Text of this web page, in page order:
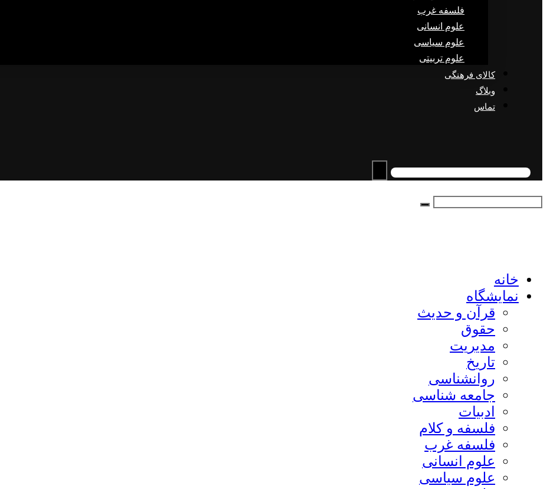
فلسفه غرب
علوم انسانی
علوم سیاسی
علوم تربیتی
کالای فرهنگی
وبلاگ
تماس
خانه
نمایشگاه
قرآن و حدیث
حقوق
مدیریت
تاریخ
روانشناسی
جامعه شناسی
ادبیات
فلسفه و کلام
فلسفه غرب
علوم انسانی
علوم سیاسی